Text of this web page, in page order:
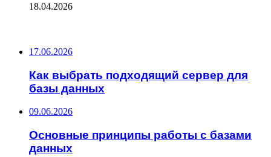
18.04.2026
17.06.2026
Как выбрать подходящий сервер для
базы данных
09.06.2026
Основные принципы работы с базами
данных